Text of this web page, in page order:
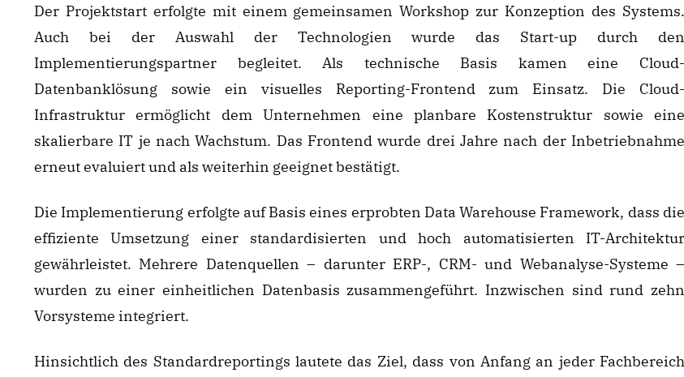
Der Projektstart erfolgte mit einem gemeinsamen Workshop zur Konzeption des Systems.
Auch bei der Auswahl der Technologien wurde das Start-up durch den
Implementierungspartner begleitet. Als technische Basis kamen eine Cloud-
Datenbanklösung sowie ein visuelles Reporting-Frontend zum Einsatz. Die Cloud-
Infrastruktur ermöglicht dem Unternehmen eine planbare Kostenstruktur sowie eine
skalierbare IT je nach Wachstum. Das Frontend wurde drei Jahre nach der Inbetriebnahme
erneut evaluiert und als weiterhin geeignet bestätigt.
Die Implementierung erfolgte auf Basis eines erprobten Data Warehouse Framework, dass die
effiziente Umsetzung einer standardisierten und hoch automatisierten IT-Architektur
gewährleistet. Mehrere Datenquellen – darunter ERP-, CRM- und Webanalyse-Systeme –
wurden zu einer einheitlichen Datenbasis zusammengeführt. Inzwischen sind rund zehn
Vorsysteme integriert.
Hinsichtlich des Standardreportings lautete das Ziel, dass von Anfang an jeder Fachbereich